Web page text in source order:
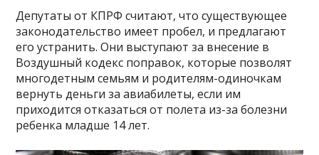
Депутаты от КПРФ считают, что существующее
законодательство имеет пробел, и предлагают
его устранить. Они выступают за внесение в
Воздушный кодекс поправок, которые позволят
многодетным семьям и родителям-одиночкам
вернуть деньги за авиабилеты, если им
приходится отказаться от полета из-за болезни
ребенка младше 14 лет.